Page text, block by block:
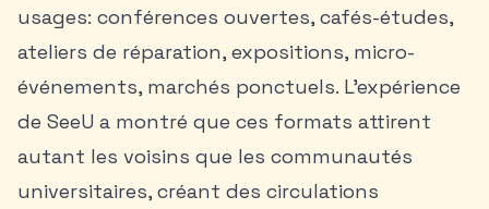
usages: conférences ouvertes, cafés-études,
ateliers de réparation, expositions, micro-
événements, marchés ponctuels. L’expérience
de SeeU a montré que ces formats attirent
autant les voisins que les communautés
universitaires, créant des circulations